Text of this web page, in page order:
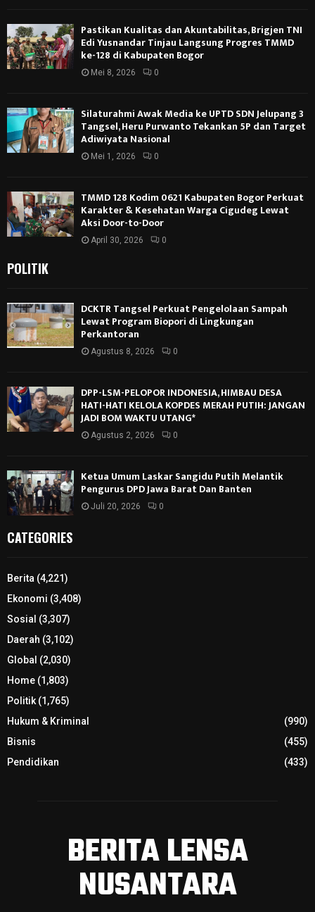
Pastikan Kualitas dan Akuntabilitas, Brigjen TNI
Edi Yusnandar Tinjau Langsung Progres TMMD
ke-128 di Kabupaten Bogor
Mei 8, 2026 0
Silaturahmi Awak Media ke UPTD SDN Jelupang 3
Tangsel, Heru Purwanto Tekankan 5P dan Target
Adiwiyata Nasional
Mei 1, 2026 0
TMMD 128 Kodim 0621 Kabupaten Bogor Perkuat
Karakter & Kesehatan Warga Cigudeg Lewat
Aksi Door-to-Door
April 30, 2026 0
POLITIK
DCKTR Tangsel Perkuat Pengelolaan Sampah
Lewat Program Biopori di Lingkungan
Perkantoran
Agustus 8, 2026 0
DPP-LSM-PELOPOR INDONESIA, HIMBAU DESA
HATI-HATI KELOLA KOPDES MERAH PUTIH: JANGAN
JADI BOM WAKTU UTANG*
Agustus 2, 2026 0
Ketua Umum Laskar Sangidu Putih Melantik
Pengurus DPD Jawa Barat Dan Banten
Juli 20, 2026 0
CATEGORIES
Berita (4,221)
Ekonomi (3,408)
Sosial (3,307)
Daerah (3,102)
Global (2,030)
Home (1,803)
Politik (1,765)
Hukum & Kriminal
(990)
Bisnis
(455)
Pendidikan
(433)
BERITA LENSA
NUSANTARA